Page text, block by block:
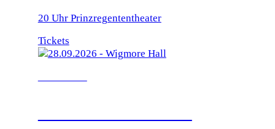
20 Uhr Prinzregententheater
Tickets